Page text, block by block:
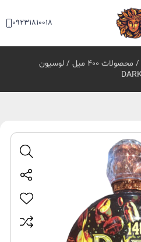
09231810018
/ محصولات 400 میل
/ لوسیون